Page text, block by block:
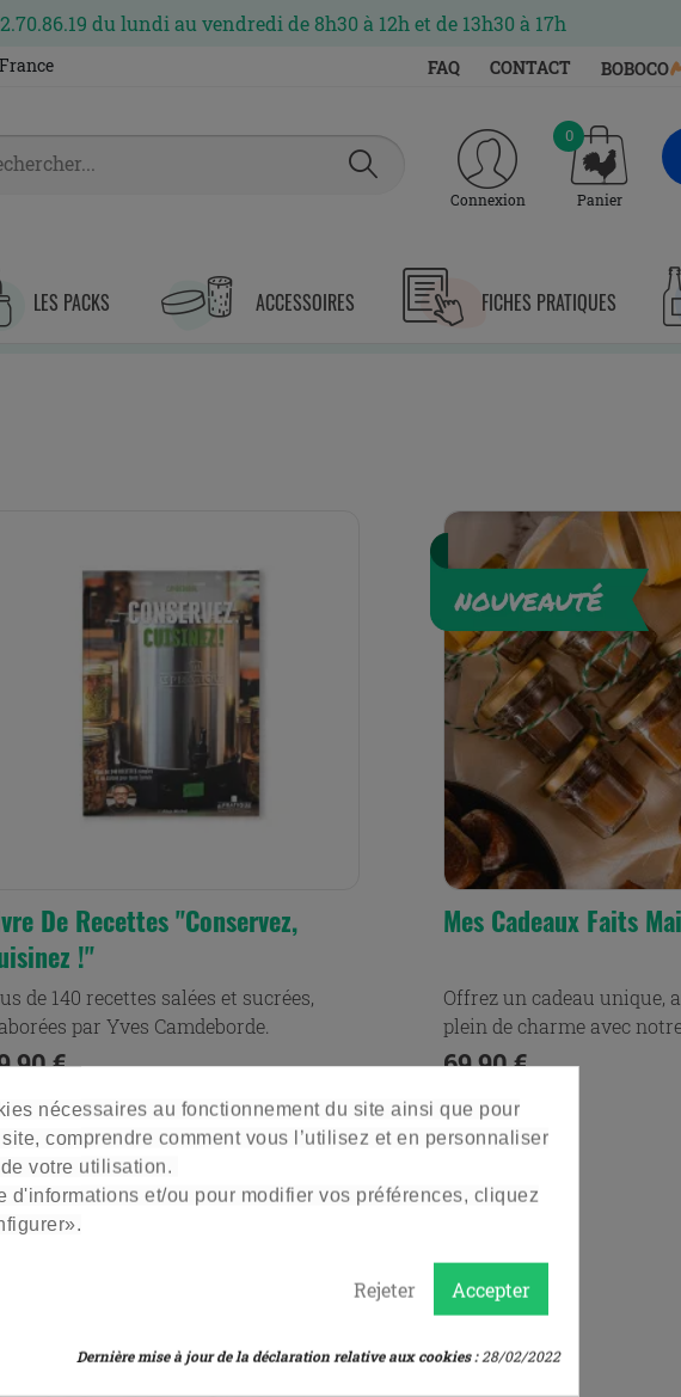
du lundi au vendredi de 8h30 à 12h et de 13h30 à 17h
FAQ CONTACT BOBOCO
Connexion Panier
0
LES PACKS ACCESSOIRES FICHES PRATIQUES
De Recettes "Conservez,
!"
de 140 recettes salées et sucrées,
par Yves Camdeborde.
€
Mes Cadeaux Faits
Offrez un cadeau unique,
plein de charme avec
Prix
69,90 €
nécessaires au fonctionnement du site ainsi que pour
comprendre comment vous l’utilisez et en personnaliser
votre utilisation.
d'informations et/ou pour modifier vos préférences, cliquez
Accepter
Rejeter
Dernière mise à jour de la déclaration relative aux cookies :28/02/2022